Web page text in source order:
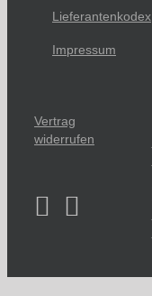
Lieferantenkodex
Impressum
Vertrag
widerrufen